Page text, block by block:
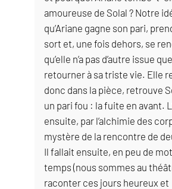
amoureuse de Solal ? Notre
qu’Ariane gagne son pari,
sort et, une fois dehors, se
qu’elle n’a pas d’autre issue
retourner à sa triste vie. Elle
donc dans la pièce, retrouve
un pari fou : la fuite en avant.
ensuite, par l’alchimie des
mystère de la rencontre de
Il fallait ensuite, en peu de
temps (nous sommes au
raconter ces jours heureux et